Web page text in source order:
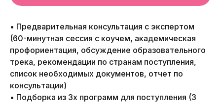
• Предварительная консультация с экспертом
(60-минутная сессия с коучем, академическая
профориентация, обсуждение образовательного
трека, рекомендации по странам поступления,
список необходимых документов, отчет по
консультации)
• Подборка из 3х программ для поступления (3